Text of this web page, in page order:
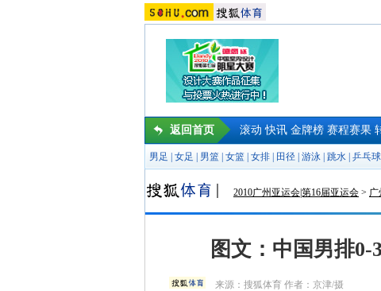
返回首页 滚动 快讯 金牌榜 赛程赛果
男足 女足 男篮 女篮 女排 田径 游泳 跳水 乒乓球
2010广州亚运会|第16届亚运会 > 广
图文：中国男排
来源：搜狐体育 作者：京津/摄